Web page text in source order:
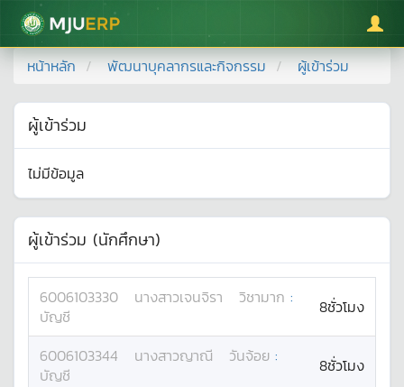
มหาวิทยาลัยแม่โจ้
หน้าหลัก พัฒนาบุคลากรและกิจกรรม ผู้เข้าร่วม
ผู้เข้าร่วม
ไม่มีข้อมูล
ผู้เข้าร่วม (นักศึกษา)
6006103330 นางสาวเจนจิรา วิชามาก :
บัญชี
8ชั่วโมง
6006103344 นางสาวญาณี วันจ้อย :
บัญชี
8ชั่วโมง